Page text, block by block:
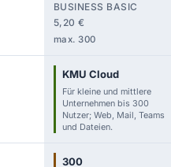
BUSINESS BASIC
5,20 €
max. 300
KMU Cloud
Für kleine und mittlere
Unternehmen bis 300
Nutzer; Web, Mail, Teams
und Dateien.
300